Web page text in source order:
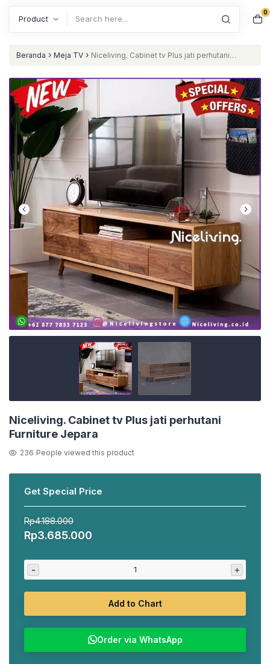
0
Beranda › Meja TV › Niceliving. Cabinet tv Plus jati perhutani
Niceliving. Cabinet tv Plus jati perhutani
Furniture Jepara
236 People viewed this product
Get Special Price
Rp4.188.000
Harga
adalah:
Rp4.188.000.
Rp3.685.000
ini
- +
Add to Chart
Order via WhatsApp